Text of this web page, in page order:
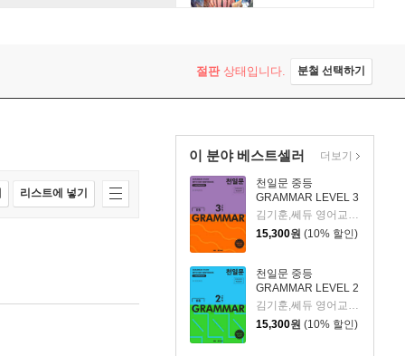
절판상태입니다. 분철 선택하기
이 분야 베스트셀러
천일문 중등
GRAMMAR LEVEL 3
김기훈,쎄듀 영어교육연구센터 저
15,300원 (10% 할인)
천일문 중등
GRAMMAR LEVEL 2
김기훈,쎄듀 영어교육연구센터 저
15,300원 (10% 할인)
더보기
리스트에 넣기